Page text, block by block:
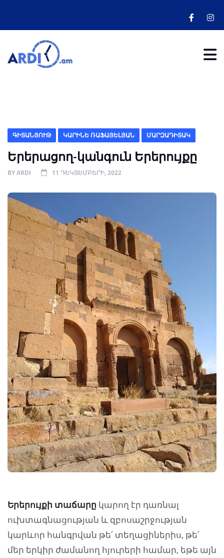
ԳԻՏԱՆՅՈՒԹ ԿԱՐԻՆԵ ՌԱՖԱՅԵԼՅԱՆ ՄԱՐԶԱԴԻՏԱԿ
Երերացող-կանգուն Երերույքը
BYARDI 11 ԴԵԿՏԵՄԲԵՐԻ, 2022
Երերույքի տաճարը կարող էր դառնալ
ուխտագնացության և զբոսաշրջության
կարևոր հանգրվան թե՛ տեղացիներիս, թե՛
մեր երկիր ժամանող հյուրերի համար, եթե այն